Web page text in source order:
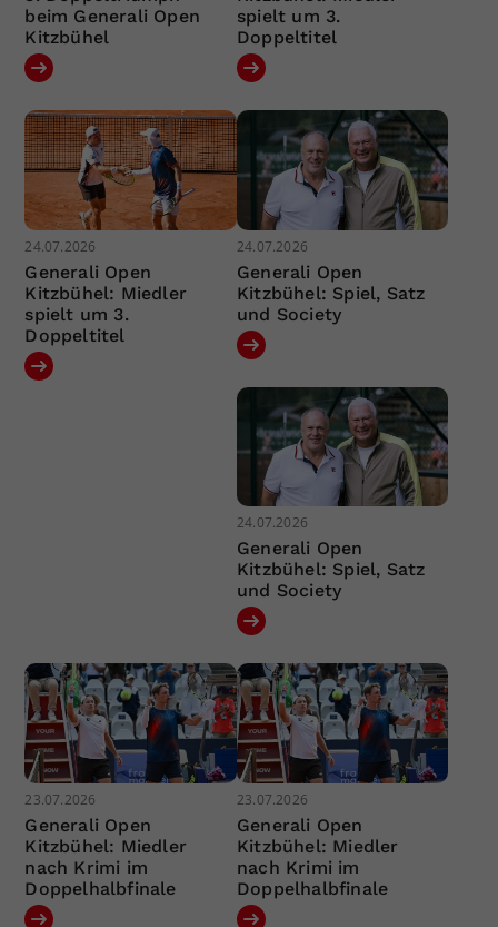
beim Generali Open
Kitzbühel
spielt um 3.
Doppeltitel
24.07.2026
Generali Open
Kitzbühel: Miedler
spielt um 3.
Doppeltitel
24.07.2026
Generali Open
Kitzbühel: Spiel, Satz
und Society
24.07.2026
Generali Open
Kitzbühel: Spiel, Satz
und Society
23.07.2026
Generali Open
Kitzbühel: Miedler
nach Krimi im
Doppelhalbfinale
23.07.2026
Generali Open
Kitzbühel: Miedler
nach Krimi im
Doppelhalbfinale